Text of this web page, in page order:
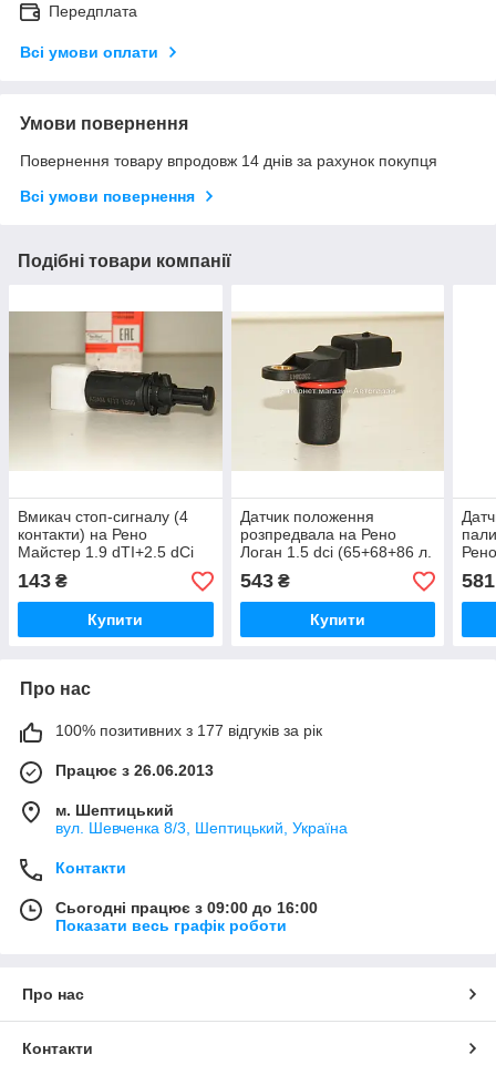
Передплата
Всі умови оплати
Умови повернення
Повернення товару впродовж 14 днів за рахунок покупця
Всі умови повернення
Подібні товари компанії
Вмикач стоп-сигналу (4
контакти) на Рено
Майстер 1.9 dTI+2.5 dCi
— ASAM (Румунія) - 30465
143 ₴
Купити
Датчик положення
розпредвала на Рено
Логан 1.5 dci (65+68+86 л.
з ) до 2009р.в—AUTLOG
(Німеччина) AS4238
543₴
Купити
581
Про нас
100% позитивних з 177 відгуків за рік
Працює з 26.06.2013
м. Шептицький
вул. Шевченка 8/3, Шептицький, Україна
Контакти
Сьогодні працює з 09:00 до 16:00
Показати весь графік роботи
Про нас
Контакти